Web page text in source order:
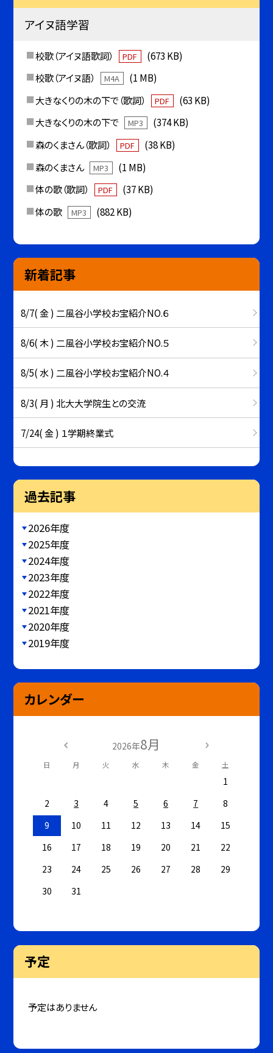
アイヌ語学習
校歌（アイヌ語歌詞） PDF
(673 KB)
校歌（アイヌ語）
M4A
(1 MB)
大きなくりの木の下で（歌詞）
PDF
(63 KB)
大きなくりの木の下で
MP3
(374 KB)
森のくまさん（歌詞）
PDF
(38 KB)
森のくまさん
MP3
(1 MB)
体の歌（歌詞）
PDF
(37 KB)
体の歌
MP3 (882 KB)
新着記事
8/7( 金 ) 二風谷小学校お宝紹介NO.６
8/6( 木 ) 二風谷小学校お宝紹介NO.５
8/5( 水 ) 二風谷小学校お宝紹介NO.４
8/3( 月 ) 北大大学院生との交流
7/24( 金 ) １学期終業式
過去記事
2026年度
2025年度
2024年度
2023年度
2022年度
2021年度
2020年度
2019年度
カレンダー
2026年8月
日 月 火 水 木 金 土
1
2
3 4 5 6 7
8
9
10 11 12 13 14
15
16
17 18 19 20 21
22
23
24 25 26 27 28
29
30
31
予定
予定はありません